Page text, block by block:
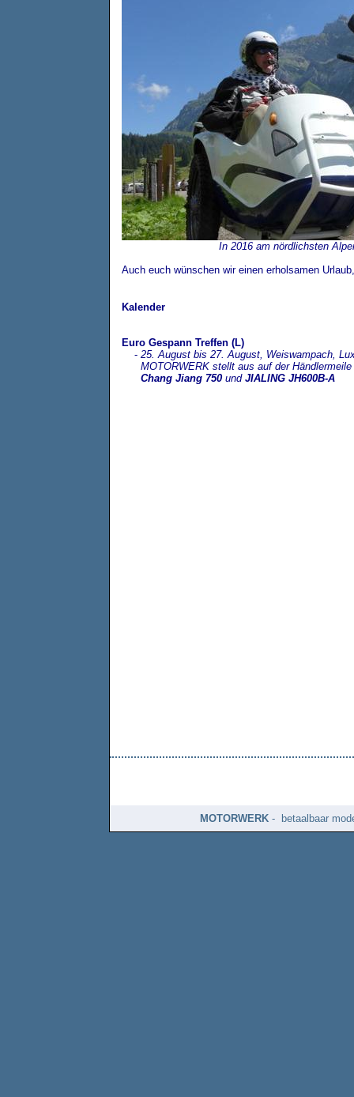
In 2016 am nördlichsten
Auch euch wünschen wir einen erholsamen
Kalender
Euro Gespann Treffen (L)
- 25. August bis 27. August, Weiswampach,
MOTORWERK stellt aus auf der Händlermeile
Chang Jiang 750und JIALING JH600B-A
MOTORWERK- betaalbaar